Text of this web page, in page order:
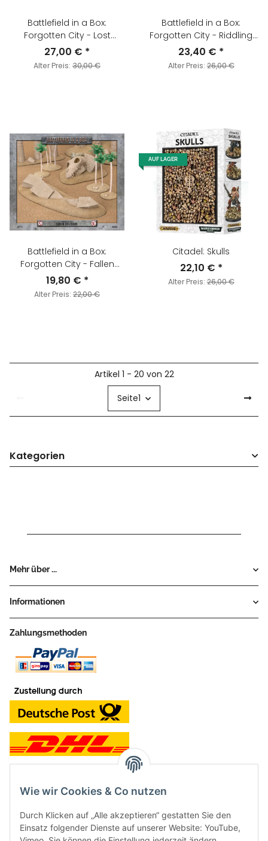
Battlefield in a Box:
Forgotten City - Lost
Temple
27,00 € *
Alter Preis: 30,00 €
Battlefield in a Box:
Forgotten City - Riddling
Sphinxes
23,40 € *
Alter Preis:26,00 €
Battlefield in a Box:
Forgotten City - Fallen
Colossus
19,80 € *
Alter Preis: 22,00 €
AUF LAGER
Citadel: Skulls
22,10 € *
Alter Preis:26,00 €
Artikel 1 - 20 von 22
Seite1
Kategorien
Mehr über ...
Informationen
Zahlungsmethoden
Neben dem Onlineshop haben wir ein Ladengeschäft in Hütten:
Wie wir Cookies & Co nutzen
Durch Klicken auf „Alle akzeptieren“ gestatten Sie den
Einsatz folgender Dienste auf unserer Website: YouTube,